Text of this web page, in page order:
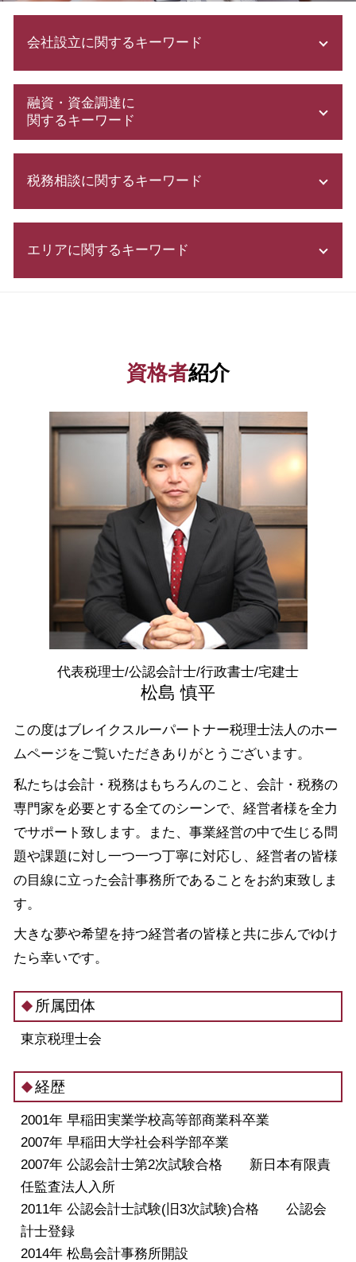
会社設立に関するキーワード
会社設立 期間
株式会社設立 流れ
電子 定款 代行
会社設立 税務署
法人化 メリット
株式会社 設立 必要書類
定款 とは
合同会社 設立費用
会社設立 必要書類
融資・資金調達に
関するキーワード
日本政策金融公庫 金利
新創業融資制度 審査
日本政策金融公庫 とは
会社 資本金
日本政策金融公庫 融資
日本政策金融公庫 借入申込書
会社設立 助成金
ベンチャー 資金調達
スタートアップ 資金調達 方法
助成金 制度
会社設立 補助金
助成金 消費税
税務相談に関するキーワード
青色申告 とは
決算書 書き方
青色申告 経費
確定申告 必要な人
確定申告 必要書類
決算 申告 期限
節税 対策
法人税 中間納付
確定申告 やり方
税理士 顧問料 相場
エリアに関するキーワード
資金調達 東京都 相談
会社設立 千葉県 税理士
会社設立 栃木県 相談
資金調達 群馬県 相談
税務相談 茨城県 税理士
会社設立 渋谷区 相談
融資 中央区 相談
資金調達 港区 相談
税務相談 東京都 相談
会社設立 群馬県 相談
融資 渋谷区 税理士
税務相談 埼玉県 税理士
融資 港区 相談
会社設立 東京都 相談
資金調達 茨城県 相談
資格者紹介
代表税理士/公認会計士/行政書士/宅建士
松島 慎平
この度はブレイクスルーパートナー税理士法人のホー
ムページをご覧いただきありがとうございます。
私たちは会計・税務はもちろんのこと、会計・税務の
専門家を必要とする全てのシーンで、経営者様を全力
でサポート致します。また、事業経営の中で生じる問
題や課題に対し一つ一つ丁寧に対応し、経営者の皆様
の目線に立った会計事務所であることをお約束致しま
す。
大きな夢や希望を持つ経営者の皆様と共に歩んでゆけ
たら幸いです。
所属団体
東京税理士会
経歴
2001年 早稲田実業学校高等部商業科卒業
2007年 早稲田大学社会科学部卒業
2007年 公認会計士第2次試験合格 新日本有限責
任監査法人入所
2011年 公認会計士試験(旧3次試験)合格 公認会
計士登録
2014年 松島会計事務所開設